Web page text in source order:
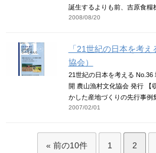
誕生するよりも前、吉原食糧
2008/08/20
「21世紀の日本を考
協会）
21世紀の日本を考える No.36
開 農山漁村文化協会 発行 【
かした産地づくりの先行事例
2007/02/01
« 前の10件 1 2